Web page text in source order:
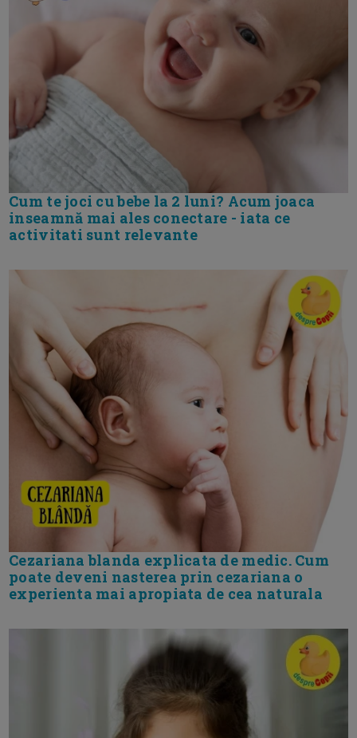
Cum te joci cu bebe la 2 luni? Acum joaca
inseamnă mai ales conectare - iata ce
activitati sunt relevante
Cezariana blanda explicata de medic. Cum
poate deveni nasterea prin cezariana o
experienta mai apropiata de cea naturala